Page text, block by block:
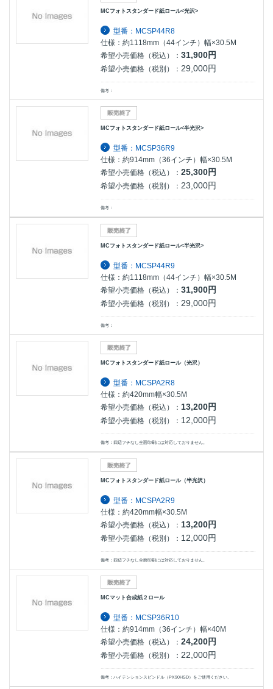
MCフォトスタンダード紙ロール<光沢>
型番：MCSP44R8
仕様：約1118mm（44インチ）幅×30.5M
希望小売価格（税込）：31,900円
希望小売価格（税別）： 29,000円
備考：
MCフォトスタンダード紙ロール<半光沢>
型番：MCSP36R9
仕様：約914mm（36インチ）幅×30.5M
希望小売価格（税込）： 25,300円
希望小売価格（税別）： 23,000円
備考：
MCフォトスタンダード紙ロール<半光沢>
型番：MCSP44R9
仕様：約1118mm（44インチ）幅×30.5M
希望小売価格（税込）：31,900円
希望小売価格（税別）： 29,000円
備考：
MCフォトスタンダード紙ロール（光沢）
型番：MCSPA2R8
仕様：約420mm幅×30.5M
希望小売価格（税込）： 13,200円
希望小売価格（税別）： 12,000円
備考：四辺フチなし全面印刷には対応しておりません。
MCフォトスタンダード紙ロール（半光沢）
型番：MCSPA2R9
仕様：約420mm幅×30.5M
希望小売価格（税込）： 13,200円
希望小売価格（税別）： 12,000円
備考：四辺フチなし全面印刷には対応しておりません。
MCマット合成紙２ロール
型番：MCSP36R10
仕様：約914mm（36インチ）幅×40M
希望小売価格（税込）： 24,200円
希望小売価格（税別）： 22,000円
備考：ハイテンションスピンドル（PX90HSD）をご使用ください。